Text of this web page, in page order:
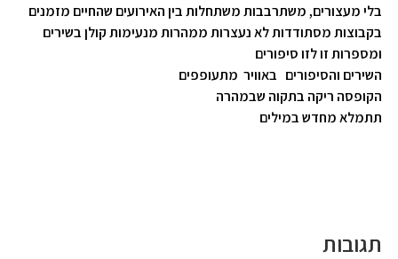
בלי מעצורים, משתרבבות משתחלות בין האירועים שהחיים מזמנים
בקבוצות מסתודדות לא נעצרות ממהרות מנעימות קולן בשירים
ומספרות זו לזו סיפורים
השירים והסיפורים באוויר מתעופפים
הקופסה ריקה בתקוה שבמהרה
תתמלא מחדש במילים
תגובות